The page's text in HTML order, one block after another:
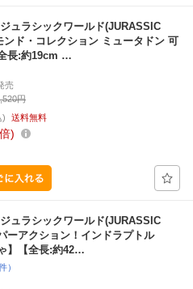
ュラシックワールド(JURASSIC
ド・コレクション ミュータドン 可
長:約19cm …
売
円
) 送料無料
ュラシックワールド(JURASSIC
ーアクション！インドラプトル
】【全長:約42…
）